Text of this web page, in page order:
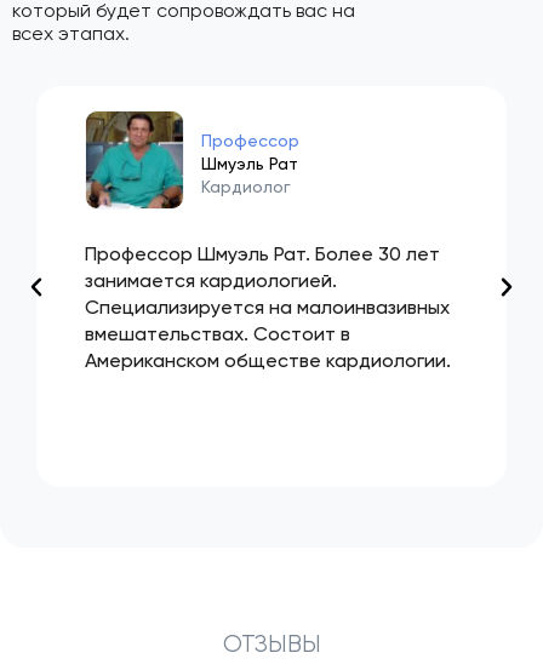
который будет сопровождать вас на
всех этапах.
Профессор Шмуэль Рат. Более 30 лет
занимается кардиологией.
Специализируется на малоинвазивных
вмешательствах. Состоит в
Американском обществе кардиологии.
Профессор
Шмуэль Рат
Кардиолог
ОТЗЫВЫ